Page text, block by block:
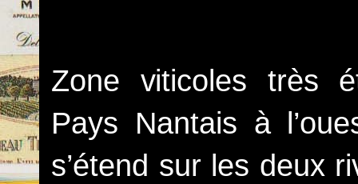
Zone viticoles très
Pays Nantais à
s’étend sur les deux